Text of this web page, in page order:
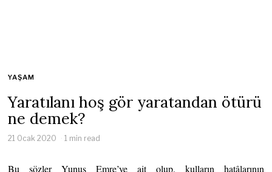
YAŞAM
Yaratılanı hoş gör yaratandan ötürü
ne demek?
21 Ocak 2020 1 min read
Bu sözler Yunus Emre’ye ait olup, kulların hatâlarının